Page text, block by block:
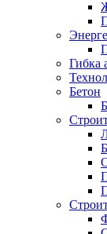
Гибка
Бетон